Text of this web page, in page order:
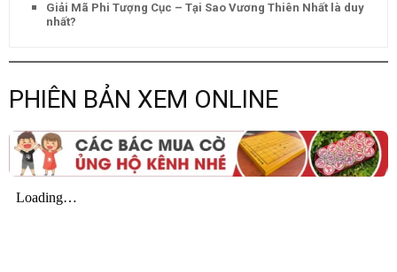
Giải Mã Phi Tượng Cục – Tại Sao Vương Thiên Nhất là duy
nhất?
PHIÊN BẢN XEM ONLINE